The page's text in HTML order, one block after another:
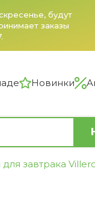
будут
заказы
Новинки
завтрака